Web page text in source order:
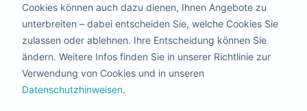
Warum eine
Dekontaminationmit
Ozon?
Cookies können auch dazu dienen, Ihnen Angebote zu
unterbreiten – dabei entscheiden Sie, welche Cookies Sie
zulassen oder ablehnen. Ihre Entscheidung können Sie
ändern. Weitere Infos finden Sie in unserer Richtlinie zur
Verwendung von Cookies und in unseren
Datenschutzhinweisen.